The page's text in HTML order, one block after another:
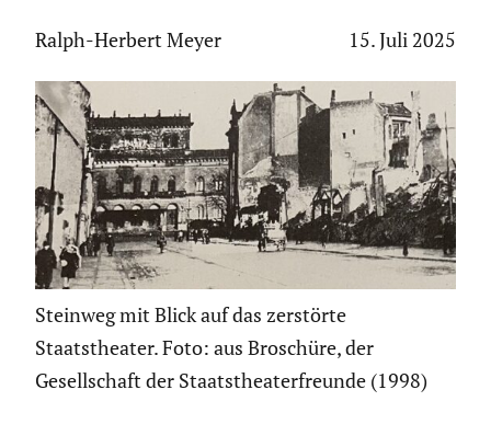
Ralph-Herbert Meyer 15. Juli 2025
Steinweg mit Blick auf das zerstörte
Staatstheater. Foto: aus Broschüre, der
Gesellschaft der Staatstheaterfreunde (1998)